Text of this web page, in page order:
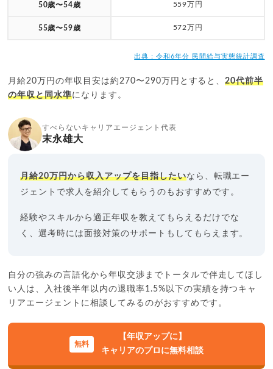
50歳〜54歳 559万円
55歳〜59歳 572万円
出典：令和6年分 民間給与実態統計調査
月給20万円の年収目安は約270〜290万円とすると、20代前半
の年収と同水準になります。
すべらないキャリアエージェント代表
末永雄大
月給20万円から収入アップを目指したいなら、転職エー
ジェントで求人を紹介してもらうのもおすすめです。
経験やスキルから適正年収を教えてもらえるだけでな
く、選考時には面接対策のサポートもしてもらえます。
自分の強みの言語化から年収交渉までトータルで伴走してほし
い人は、入社後半年以内の退職率1.5%以下の実績を持つキャ
リアエージェントに相談してみるのがおすすめです。
【年収アップに】
キャリアのプロに無料相談